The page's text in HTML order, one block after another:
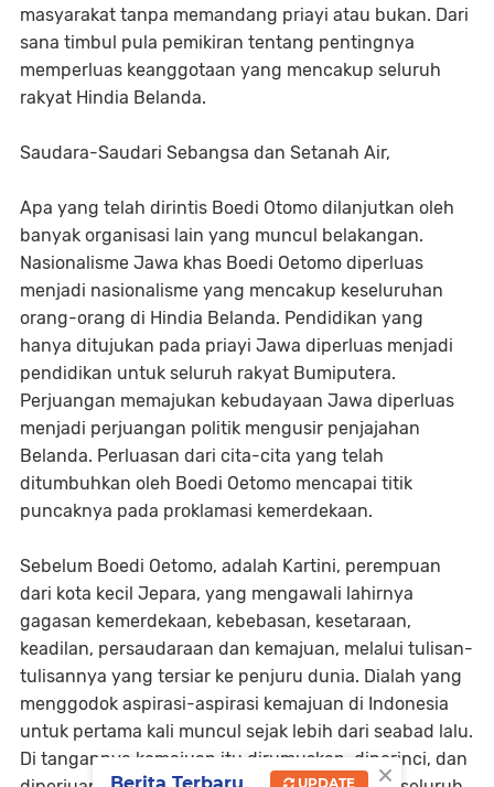
masyarakat tanpa memandang priayi atau bukan. Dari
sana timbul pula pemikiran tentang pentingnya
memperluas keanggotaan yang mencakup seluruh
rakyat Hindia Belanda.
Saudara-Saudari Sebangsa dan Setanah Air,
Apa yang telah dirintis Boedi Otomo dilanjutkan oleh
banyak organisasi lain yang muncul belakangan.
Nasionalisme Jawa khas Boedi Oetomo diperluas
menjadi nasionalisme yang mencakup keseluruhan
orang-orang di Hindia Belanda. Pendidikan yang
hanya ditujukan pada priayi Jawa diperluas menjadi
pendidikan untuk seluruh rakyat Bumiputera.
Perjuangan memajukan kebudayaan Jawa diperluas
menjadi perjuangan politik mengusir penjajahan
Belanda. Perluasan dari cita-cita yang telah
ditumbuhkan oleh Boedi Oetomo mencapai titik
puncaknya pada proklamasi kemerdekaan.
Sebelum Boedi Oetomo, adalah Kartini, perempuan
dari kota kecil Jepara, yang mengawali lahirnya
gagasan kemerdekaan, kebebasan, kesetaraan,
keadilan, persaudaraan dan kemajuan, melalui tulisan-
tulisannya yang tersiar ke penjuru dunia. Dialah yang
menggodok aspirasi-aspirasi kemajuan di Indonesia
untuk pertama kali muncul sejak lebih dari seabad lalu.
Di tangannya kemajuan itu dirumuskan, diperinci, dan
×
UPDATE